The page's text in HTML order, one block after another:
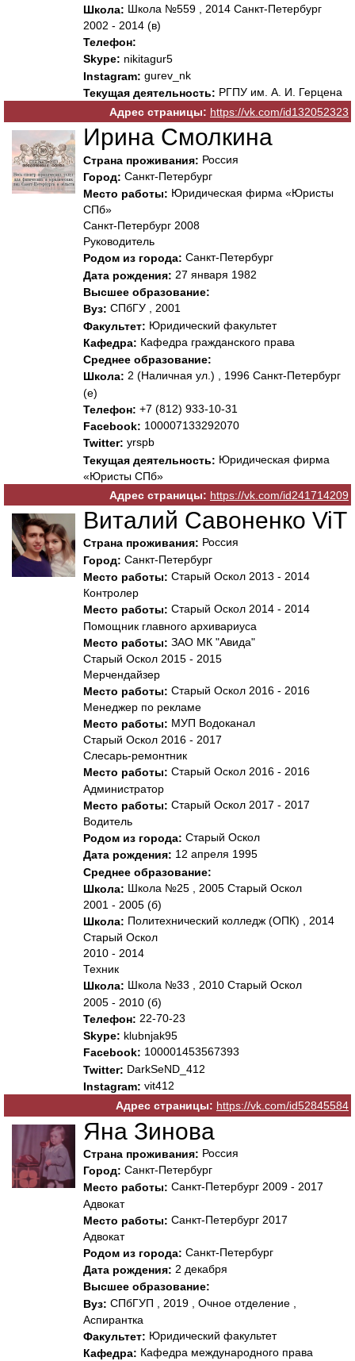
Школа: Школа №559 , 2014 Санкт-Петербург
2002 - 2014 (в)
Телефон:
Skype: nikitagur5
Instagram: gurev_nk
Текущая деятельность: РГПУ им. А. И. Герцена
Адрес страницы: https://vk.com/id132052323
Ирина Смолкина
Страна проживания: Россия
Город: Санкт-Петербург
Место работы: Юридическая фирма «Юристы
СПб»
Санкт-Петербург 2008
Руководитель
Родом из города: Санкт-Петербург
Дата рождения: 27 января 1982
Высшее образование:
Вуз: СПбГУ , 2001
Факультет: Юридический факультет
Кафедра: Кафедра гражданского права
Среднее образование:
Школа: 2 (Наличная ул.) , 1996 Санкт-Петербург
(е)
Телефон: +7 (812) 933-10-31
Facebook: 100007133292070
Twitter: yrspb
Текущая деятельность: Юридическая фирма
«Юристы СПб»
Адрес страницы: https://vk.com/id241714209
Виталий Савоненко ViT
Страна проживания: Россия
Город: Санкт-Петербург
Место работы: Старый Оскол 2013 - 2014
Контролер
Место работы: Старый Оскол 2014 - 2014
Помощник главного архивариуса
Место работы: ЗАО МК "Авида"
Старый Оскол 2015 - 2015
Мерчендайзер
Место работы: Старый Оскол 2016 - 2016
Менеджер по рекламе
Место работы: МУП Водоканал
Старый Оскол 2016 - 2017
Слесарь-ремонтник
Место работы: Старый Оскол 2016 - 2016
Администратор
Место работы: Старый Оскол 2017 - 2017
Водитель
Родом из города: Старый Оскол
Дата рождения: 12 апреля 1995
Среднее образование:
Школа: Школа №25 , 2005 Старый Оскол
2001 - 2005 (б)
Школа: Политехнический колледж (ОПК) , 2014
Старый Оскол
2010 - 2014
Техник
Школа: Школа №33 , 2010 Старый Оскол
2005 - 2010 (б)
Телефон: 22-70-23
Skype: klubnjak95
Facebook: 100001453567393
Twitter: DarkSeND_412
Instagram: vit412
Адрес страницы: https://vk.com/id52845584
Яна Зинова
Страна проживания: Россия
Город: Санкт-Петербург
Место работы: Санкт-Петербург 2009 - 2017
Адвокат
Место работы: Санкт-Петербург 2017
Адвокат
Родом из города: Санкт-Петербург
Дата рождения: 2 декабря
Высшее образование:
Вуз: СПбГУП , 2019 , Очное отделение ,
Аспирантка
Факультет: Юридический факультет
Кафедра: Кафедра международного права